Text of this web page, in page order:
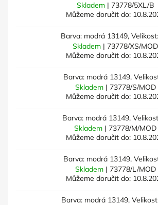
Skladem | 73778/5XL/B
Můžeme doručit do:
Barva: modrá 13149,
Skladem | 73778/XS/MOD
Můžeme doručit do:
Barva: modrá 13149,
Skladem | 73778/S/MOD
Můžeme doručit do:
Barva: modrá 13149,
Skladem | 73778/M/MOD
Můžeme doručit do:
Barva: modrá 13149,
Skladem | 73778/L/MOD
Můžeme doručit do:
Barva: modrá 13149,